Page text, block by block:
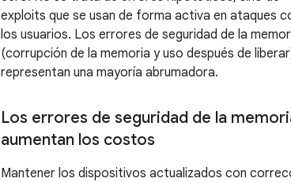
exploits que se usan de forma activa en ataques
los usuarios. Los errores de seguridad de la
(corrupción de la memoria y uso después de
representan una mayoría abrumadora.
Los errores de seguridad de la
aumentan los costos
Mantener los dispositivos actualizados con